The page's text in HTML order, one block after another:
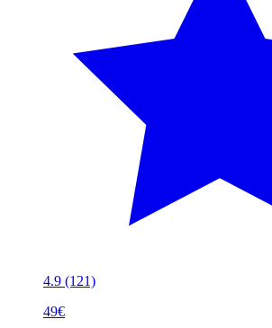
4.9 (121)
49€